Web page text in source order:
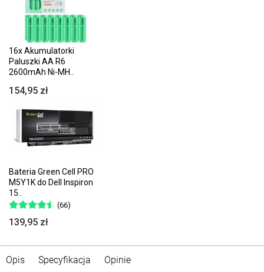
16x Akumulatorki
Paluszki AA R6
2600mAh Ni-MH..
154,95 zł
Bateria Green Cell PRO
M5Y1K do Dell Inspiron
15..
(66)
139,95 zł
Opis Specyfikacja Opinie